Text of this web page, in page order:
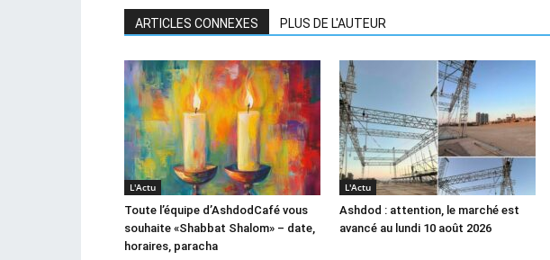
ARTICLES CONNEXES PLUS DE L'AUTEUR
L'Actu
Toute l’équipe d’AshdodCafé vous
souhaite «Shabbat Shalom» – date,
horaires, paracha
L'Actu
Ashdod : attention, le marché est
avancé au lundi 10 août 2026